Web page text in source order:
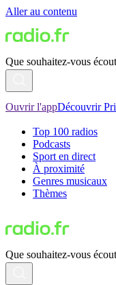
Aller au contenu
Que souhaitez-vous
Ouvrir l'appDécouvrir
Top 100 radios
Podcasts
Sport en direct
À proximité
Genres musicaux
Thèmes
Que souhaitez-vous